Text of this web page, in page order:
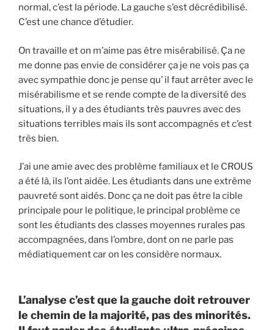
normal, c’est la période. La gauche s’est décrédibilisé.
C’est une chance d’étudier.
On travaille et on m’aime pas être misérabilisé. Ça ne
me donne pas envie de considérer ça je ne vois pas ça
avec sympathie donc je pense qu’ il faut arrêter avec le
misérabilisme et se rende compte de la diversité des
situations, il y a des étudiants très pauvres avec des
situations terribles mais ils sont accompagnés et c’est
très bien.
J’ai une amie avec des problème familiaux et le CROUS
a été là, ils l’ont aidée. Les étudiants dans une extrême
pauvreté sont aidés. Donc ça ne doit pas être la cible
principale pour le politique, le principal problème ce
sont les étudiants des classes moyennes rurales pas
accompagnées, dans l’ombre, dont on ne parle pas
médiatiquement car on les considère normaux.
L’analyse c’est que la gauche doit retrouver
le chemin de la majorité, pas des minorités.